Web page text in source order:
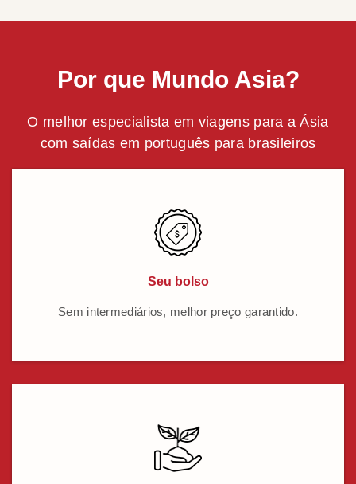
Por que Mundo Asia?
O melhor especialista em viagens para a Ásia
com saídas em português para brasileiros
Seu bolso
Sem intermediários, melhor preço garantido.